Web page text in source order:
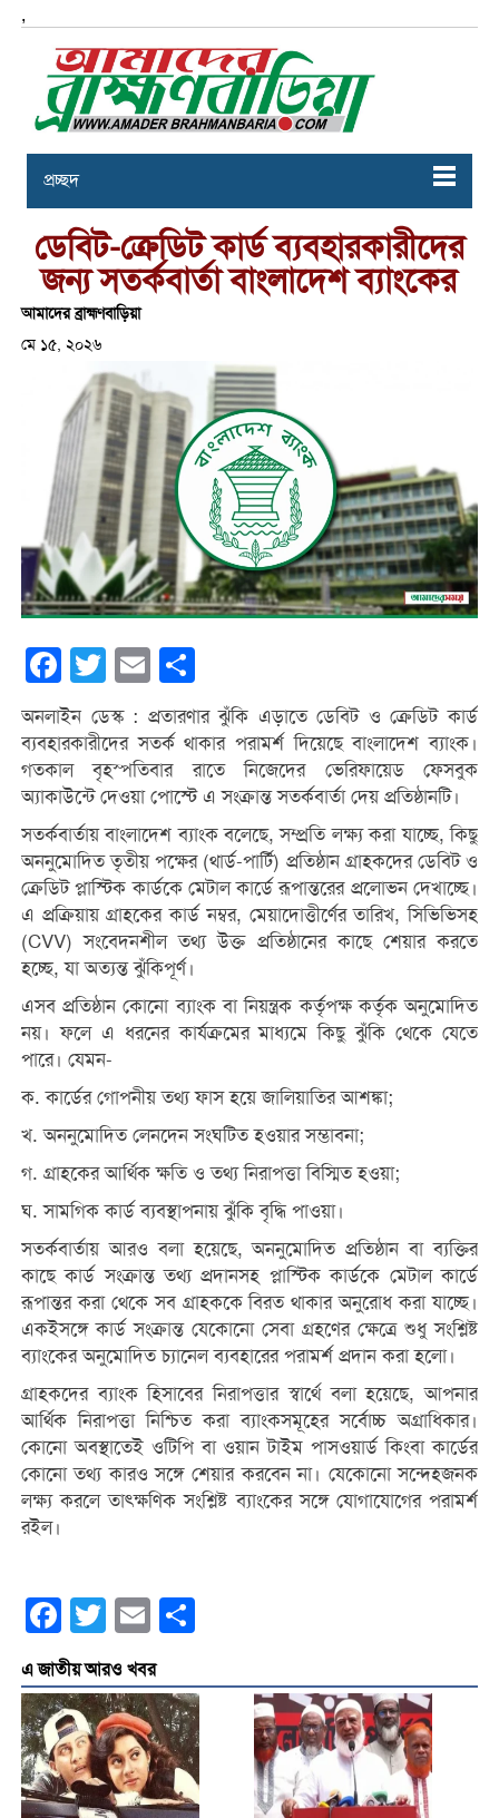
,
প্রচ্ছদ
ডেবিট-ক্রেডিট কার্ড ব্যবহারকারীদের
জন্য সতর্কবার্তা বাংলাদেশ ব্যাংকের
আমাদের ব্রাহ্মণবাড়িয়া
মে ১৫, ২০২৬
Facebook
Twitter Email
অনলাইন ডেস্ক : প্রতারণার ঝুঁকি এড়াতে ডেবিট ও ক্রেডিট কার্ড
ব্যবহারকারীদের সতর্ক থাকার পরামর্শ দিয়েছে বাংলাদেশ ব্যাংক।
গতকাল বৃহস্পতিবার রাতে নিজেদের ভেরিফায়েড ফেসবুক
অ্যাকাউন্টে দেওয়া পোস্টে এ সংক্রান্ত সতর্কবার্তা দেয় প্রতিষ্ঠানটি।
সতর্কবার্তায় বাংলাদেশ ব্যাংক বলেছে, সম্প্রতি লক্ষ্য করা যাচ্ছে, কিছু
অননুমোদিত তৃতীয় পক্ষের (থার্ড-পার্টি) প্রতিষ্ঠান গ্রাহকদের ডেবিট ও
ক্রেডিট প্লাস্টিক কার্ডকে মেটাল কার্ডে রূপান্তরের প্রলোভন দেখাচ্ছে।
এ প্রক্রিয়ায় গ্রাহকের কার্ড নম্বর, মেয়াদোত্তীর্ণের তারিখ, সিভিভিসহ
(CVV) সংবেদনশীল তথ্য উক্ত প্রতিষ্ঠানের কাছে শেয়ার করতে
হচ্ছে, যা অত্যন্ত ঝুঁকিপূর্ণ।
এসব প্রতিষ্ঠান কোনো ব্যাংক বা নিয়ন্ত্রক কর্তৃপক্ষ কর্তৃক অনুমোদিত
নয়। ফলে এ ধরনের কার্যক্রমের মাধ্যমে কিছু ঝুঁকি থেকে যেতে
পারে। যেমন-
ক. কার্ডের গোপনীয় তথ্য ফাস হয়ে জালিয়াতির আশঙ্কা;
খ. অননুমোদিত লেনদেন সংঘটিত হওয়ার সম্ভাবনা;
গ. গ্রাহকের আর্থিক ক্ষতি ও তথ্য নিরাপত্তা বিস্মিত হওয়া;
ঘ. সামগিক কার্ড ব্যবস্থাপনায় ঝুঁকি বৃদ্ধি পাওয়া।
সতর্কবার্তায় আরও বলা হয়েছে, অননুমোদিত প্রতিষ্ঠান বা ব্যক্তির
কাছে কার্ড সংক্রান্ত তথ্য প্রদানসহ প্লাস্টিক কার্ডকে মেটাল কার্ডে
রূপান্তর করা থেকে সব গ্রাহককে বিরত থাকার অনুরোধ করা যাচ্ছে।
একইসঙ্গে কার্ড সংক্রান্ত যেকোনো সেবা গ্রহণের ক্ষেত্রে শুধু সংশ্লিষ্ট
ব্যাংকের অনুমোদিত চ্যানেল ব্যবহারের পরামর্শ প্রদান করা হলো।
গ্রাহকদের ব্যাংক হিসাবের নিরাপত্তার স্বার্থে বলা হয়েছে, আপনার
আর্থিক নিরাপত্তা নিশ্চিত করা ব্যাংকসমূহের সর্বোচ্চ অগ্রাধিকার।
কোনো অবস্থাতেই ওটিপি বা ওয়ান টাইম পাসওয়ার্ড কিংবা কার্ডের
কোনো তথ্য কারও সঙ্গে শেয়ার করবেন না। যেকোনো সন্দেহজনক
লক্ষ্য করলে তাৎক্ষণিক সংশ্লিষ্ট ব্যাংকের সঙ্গে যোগাযোগের পরামর্শ
রইল।
Facebook
Twitter Email
এ জাতীয় আরও খবর